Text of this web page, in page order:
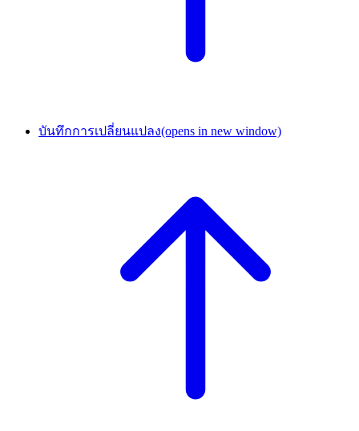
บันทึกการเปลี่ยนแปลง(opens in new window)